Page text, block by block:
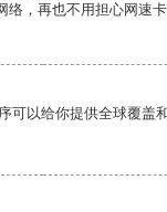
，再也不用担心网速卡
可以给你提供全球覆盖